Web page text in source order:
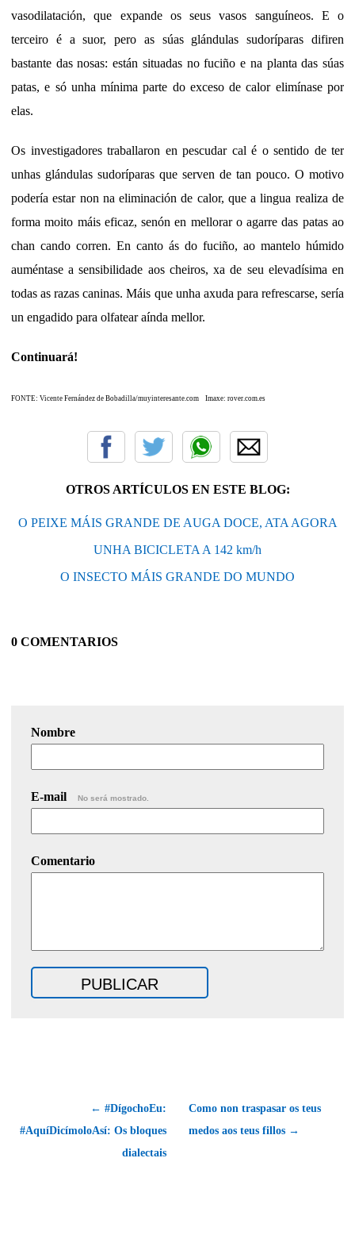
vasodilatación, que expande os seus vasos sanguíneos. E o
terceiro é a suor, pero as súas glándulas sudoríparas difiren
bastante das nosas: están situadas no fuciño e na planta das súas
patas, e só unha mínima parte do exceso de calor elimínase por
elas.
Os investigadores traballaron en pescudar cal é o sentido de ter
unhas glándulas sudoríparas que serven de tan pouco. O motivo
podería estar non na eliminación de calor, que a lingua realiza de
forma moito máis eficaz, senón en mellorar o agarre das patas ao
chan cando corren. En canto ás do fuciño, ao mantelo húmido
auméntase a sensibilidade aos cheiros, xa de seu elevadísima en
todas as razas caninas. Máis que unha axuda para refrescarse, sería
un engadido para olfatear aínda mellor.
Continuará!
FONTE: Vicente Fernández de Bobadilla/muyinteresante.com Imaxe: rover.com.es
OTROS ARTÍCULOS EN ESTE BLOG:
O PEIXE MÁIS GRANDE DE AUGA DOCE, ATA AGORA
UNHA BICICLETA A 142 km/h
O INSECTO MÁIS GRANDE DO MUNDO
0 COMENTARIOS
Nombre
E-mail No será mostrado.
Comentario
← #DígochoEu:
#AquíDicímoloAsí: Os bloques
dialectais
Como non traspasar os teus
medos aos teus fillos →